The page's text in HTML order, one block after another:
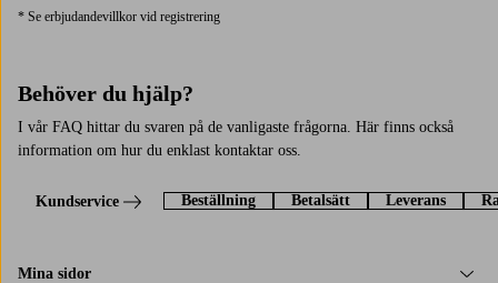
* Se erbjudandevillkor vid registrering
Behöver du hjälp?
I vår FAQ hittar du svaren på de vanligaste frågorna. Här finns också
information om hur du enklast kontaktar oss.
Kundservice Beställning Betalsätt Leverans
Mina sidor